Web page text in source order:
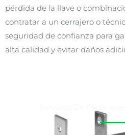
pérdida de la llave o
contratar a un cerrajero o
seguridad de confianza para
alta calidad y evitar daños